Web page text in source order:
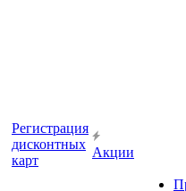
Регистрация
дисконтных
карт
Акции